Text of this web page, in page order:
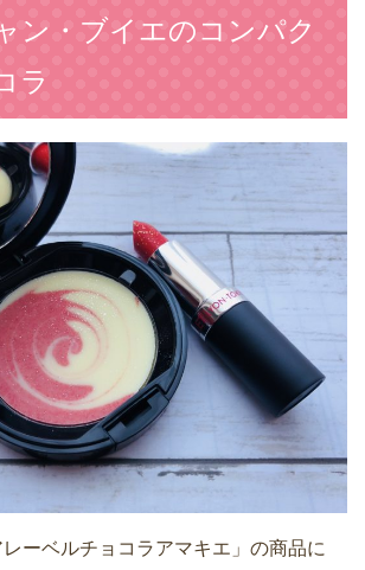
ン・ブイエのコンパク
ラ
ーベルチョコラアマキエ」の商品に